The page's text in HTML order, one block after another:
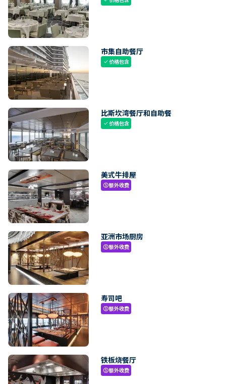
市集自助餐厅
check价格包含
比斯坎湾餐厅和自助餐
check价格包含
美式牛排屋
paid额外收费
亚洲市场厨房
paid额外收费
寿司吧
paid额外收费
铁板烧餐厅
paid额外收费